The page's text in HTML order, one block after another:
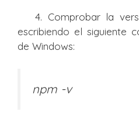
4. Comprobar la
escribiendo el siguiente
de Windows:
npm -v